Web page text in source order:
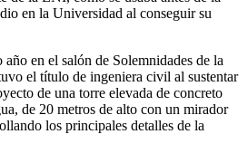
en la Universidad al conseguir su
en el salón de Solemnidades de la
el título de ingeniera civil al sustentar
de una torre elevada de concreto
de 20 metros de alto con un mirador
los principales detalles de la